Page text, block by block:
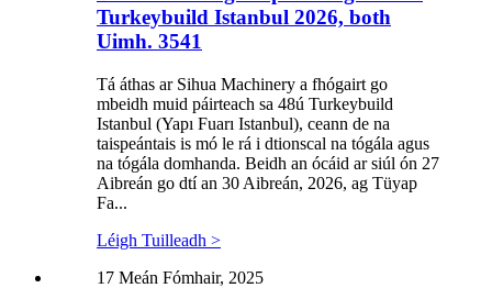
Turkeybuild Istanbul 2026, both
Uimh. 3541
Tá áthas ar Sihua Machinery a fhógairt go
mbeidh muid páirteach sa 48ú Turkeybuild
Istanbul (Yapı Fuarı Istanbul), ceann de na
taispeántais is mó le rá i dtionscal na tógála agus
na tógála domhanda. Beidh an ócáid ​​ar siúl ón 27
Aibreán go dtí an 30 Aibreán, 2026, ag Tüyap
Fa...
Léigh Tuilleadh >
17 Meán Fómhair, 2025